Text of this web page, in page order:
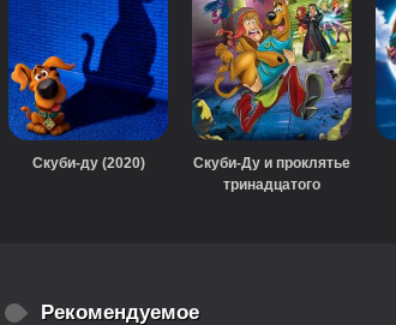
Скуби-ду (2020)
Скуби-Ду и проклятье
тринадцатого
Рекомендуемое